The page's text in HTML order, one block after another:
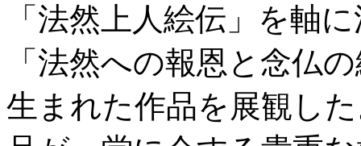
「法然上人絵伝」を軸
「法然への報恩と念仏
生まれた作品を展観し